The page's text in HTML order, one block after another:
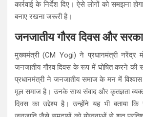
कार्रवाई के निर्देश दिए। ऐसे लोगों को समझना
बनाए रखना जरूरी है।
जनजातीय गौरव दिवस और
मुख्यमंत्री (CM Yogi) ने प्रधानमंत्री नरेंद्र
जनजातीय गौरव दिवस के रूप में घोषित करने की
प्रधानमंत्री ने जनजातीय समाज के मन में विश्वास
मूल समाज है। उनके साथ संवाद और कृतज्ञता
दिवस का उद्देश्य है। उन्होंने यह भी बताया